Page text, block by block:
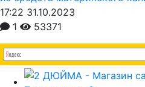
17:22 31.10.2023
1
53371